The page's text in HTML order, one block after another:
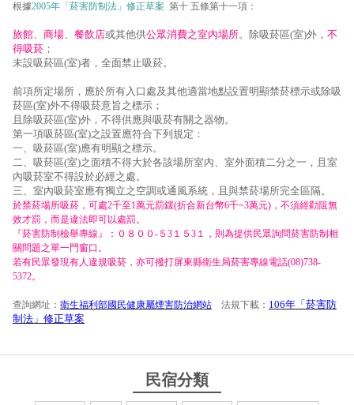
根據2005年「菸害防制法」修正草案 第十 五條第十一項：
旅館、 商場、 餐飲店或其他供公眾消費之室內場所。除吸菸區(室)外， 不
得吸菸 ；
未設吸菸區(室)者，全面禁止吸菸。
前項所定場所，應於所有入口處及其他適當地點設置明顯禁菸標示或除吸
菸區(室)外不得吸菸意旨之標示；
且除吸菸區(室)外，不得供應與吸菸有關之器物。
第一項吸菸區(室)之設置應符合下列規定：
一、吸菸區(室)應有明顯之標示。
二、吸菸區(室)之面積不得大於各該場所室內、室外面積二分之一，且室
內吸菸室不得設於必經之處。
三、室內吸菸室應有獨立之空調或通風系統，且與禁菸場所完全區隔。
於禁菸場所吸菸，可處2千至1萬元罰鍰(折合新台幣6千~3萬元)，不須經勸阻無
效才罰，而是違法即可以處罰。
『菸害防制檢舉專線』：０８００-５3１５3１，則為提供民眾詢問菸害防制相
關問題之單一門窗口。
若有民眾發現有人違規吸菸，亦可撥打屏東縣衛生局菸害專線電話(08)738-
5372。
查詢網址： 衛生福利部國民健康屬煙害防治網站 法規下載： 106年「菸害防
制法」修正草案
民宿分類